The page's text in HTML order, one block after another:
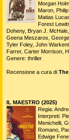
Morgan
Maron,
Matias
Forest
Doheny, Bryan J.
Geena Meszaros,
Tyler Foley, John
Farrer, Carter Morrison,
Genere: thriller
Recensione a cura di
IL MAESTRO (2025)
Regia:
Interpreti:
Menichelli,
Romano,
Edwige